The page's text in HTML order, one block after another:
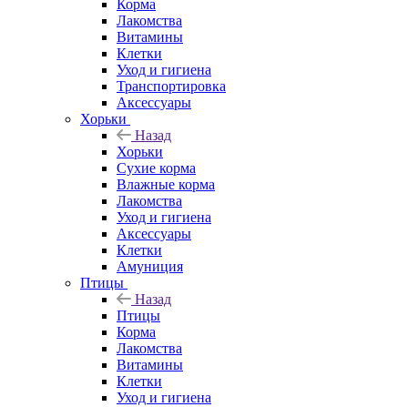
Корма
Лакомства
Витамины
Клетки
Уход и гигиена
Транспортировка
Аксессуары
Хорьки
Назад
Хорьки
Сухие корма
Влажные корма
Лакомства
Уход и гигиена
Аксессуары
Клетки
Амуниция
Птицы
Назад
Птицы
Корма
Лакомства
Витамины
Клетки
Уход и гигиена